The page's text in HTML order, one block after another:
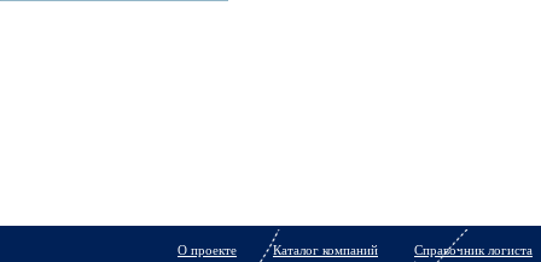
О проекте Каталог компаний Справочник логиста